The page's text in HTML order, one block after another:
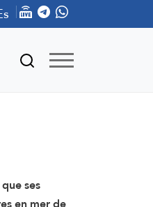
ses